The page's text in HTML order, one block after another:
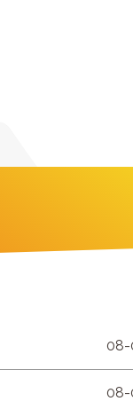
08-
08-